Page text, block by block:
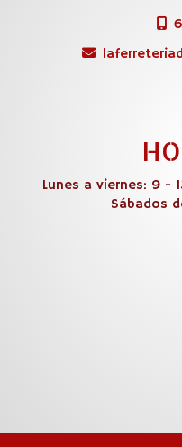
Lunes a viernes: 9 -
Sábados